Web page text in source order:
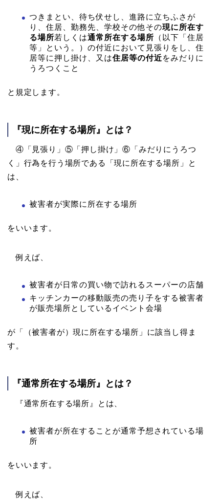
つきまとい、待ち伏せし、進路に立ちふさが
り、住居、勤務先、学校その他その現に所在す
る場所若しくは通常所在する場所 （以下「住居
等」という。）の付近において見張りをし、住
居等に押し掛け、又は住居等の付近をみだりに
うろつくこと
と規定します。
『現に所在する場所』とは？
④「見張り」⑤「押し掛け」⑥「みだりにうろつ
く」行為を行う場所である「現に所在する場所」と
は、
被害者が実際に所在する場所
をいいます。
例えば、
被害者が日常の買い物で訪れるスーパーの店舗
キッチンカーの移動販売の売り子をする被害者
が販売場所としているイベント会場
が「（被害者が）現に所在する場所」に該当し得ま
す。
『通常所在する場所』とは？
『通常所在する場所』とは、
被害者が所在することが通常予想されている場
所
をいいます。
例えば、